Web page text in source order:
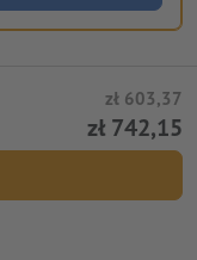
zł 603,37
zł 742,15